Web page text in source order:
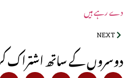
دے رہے ہیں
NEXT
:دوسروں کے ساتھ اشتراک